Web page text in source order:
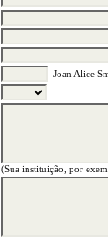
Joan Alice
(Sua instituição, por